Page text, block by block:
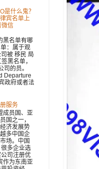
是什么鬼？
宾名单上
微信
黑名单有哪
：属于观
被 移民 局
黑名单，
司的员。
Departure
政府或者法
服务
成员国、亚
国之一，
济发展势
多中国企
场。中国
多企业选
司注册优
作为东南亚